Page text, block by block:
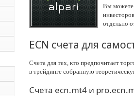
Вы можете
отдельно
ECN счета для
Счета для тех, кто предпочитает
в трейдинге собранную
Счета ecn.mt4 и